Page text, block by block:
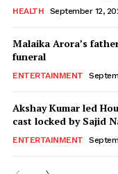
HEALTH September 12,
Malaika Arora’s
funeral
ENTERTAINMENT
Akshay Kumar led
cast locked by Sajid
ENTERTAINMENT